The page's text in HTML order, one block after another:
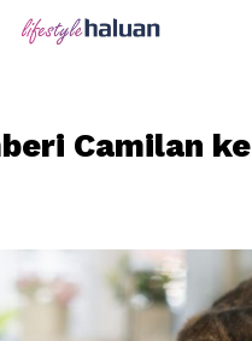
Camilan ke